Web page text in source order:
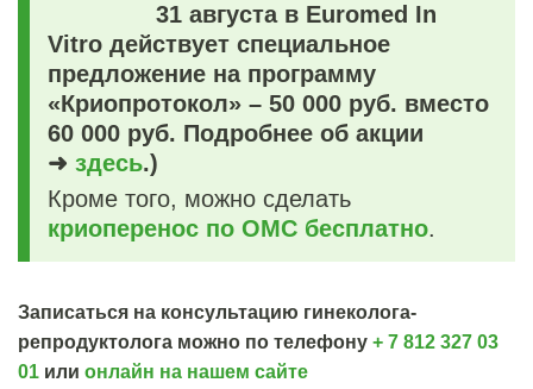
31 августа в Euromed In
Vitro действует специальное
предложение на программу
«Криопротокол» – 50 000 руб. вместо
60 000 руб. Подробнее об акции
➜ здесь.)
Кроме того, можно сделать
криоперенос по ОМС бесплатно.
Записаться на консультацию гинеколога-
репродуктолога можно по телефону + 7 812 327 03
01 или онлайн на нашем сайте